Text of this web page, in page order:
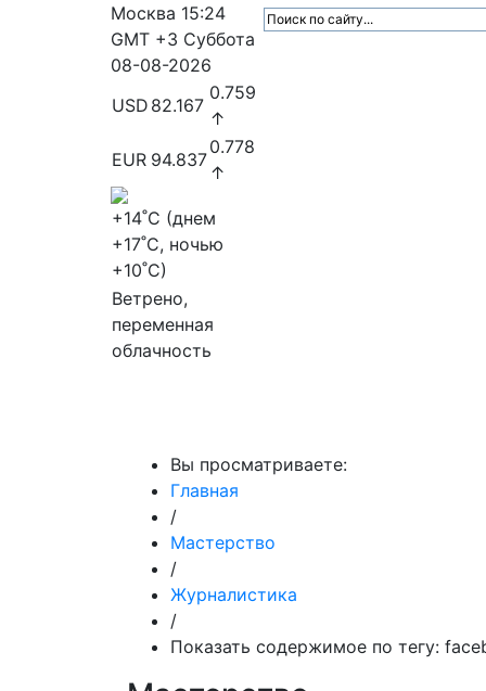
Москва 15:24
GMT +3 Суббота
08-08-2026
USD 82.167
0.759
↑
EUR 94.837
0.778
↑
+14˚C (днем
+17˚C, ночью
+10˚C)
Ветрено,
переменная
облачность
Вы просматриваете:
Главная
/
Мастерство
/
Журналистика
/
Показать содержимое по тегу: